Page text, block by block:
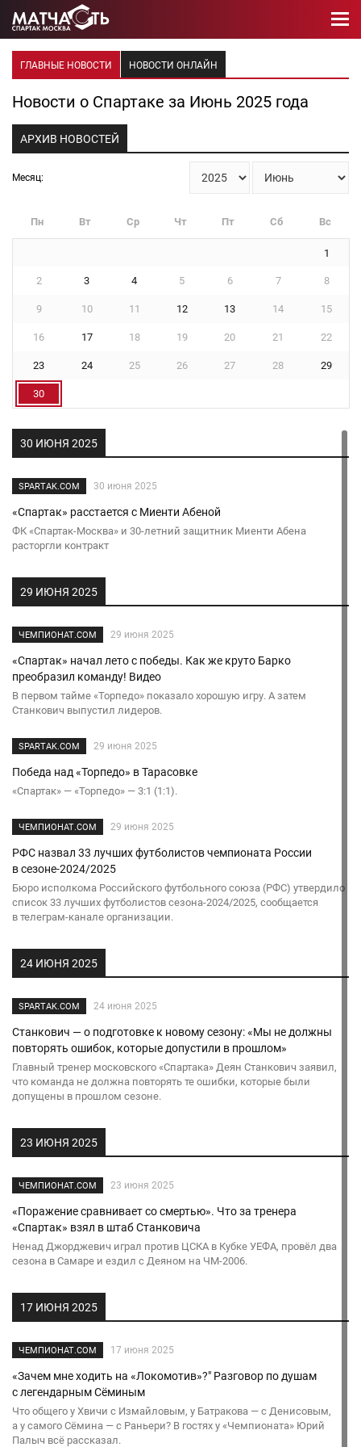
ГЛАВНЫЕ НОВОСТИ НОВОСТИ ОНЛАЙН
Новости о Спартаке за Июнь 2025 года
АРХИВ НОВОСТЕЙ
Месяц:
Пн Вт Ср Чт Пт Сб Вс
1
2 3 4 5 6 7 8
9 10 11 12 13 14 15
16 17 18 19 20 21 22
23 24 25 26 27 28 29
30
30 ИЮНЯ 2025
SPARTAK.COM 30 июня 2025
«Спартак» расстается с Миенти Абеной
ФК «Спартак-Москва» и 30-летний защитник Миенти Абена
расторгли контракт
29 ИЮНЯ 2025
ЧЕМПИОНАТ.COM 29 июня 2025
«Спартак» начал лето с победы. Как же круто Барко
преобразил команду! Видео
В первом тайме «Торпедо» показало хорошую игру. А затем
Станкович выпустил лидеров.
SPARTAK.COM 29 июня 2025
Победа над «Торпедо» в Тарасовке
«Спартак» — «Торпедо» — 3:1 (1:1).
ЧЕМПИОНАТ.COM 29 июня 2025
РФС назвал 33 лучших футболистов чемпионата России
в сезоне-2024/2025
Бюро исполкома Российского футбольного союза (РФС) утвердило
список 33 лучших футболистов сезона-2024/2025, сообщается
в телеграм-канале организации.
24 ИЮНЯ 2025
SPARTAK.COM 24 июня 2025
Станкович — о подготовке к новому сезону: «Мы не должны
повторять ошибок, которые допустили в прошлом»
Главный тренер московского «Спартака» Деян Станкович заявил,
что команда не должна повторять те ошибки, которые были
допущены в прошлом сезоне.
23 ИЮНЯ 2025
ЧЕМПИОНАТ.COM 23 июня 2025
«Поражение сравнивает со смертью». Что за тренера
«Спартак» взял в штаб Станковича
Ненад Джорджевич играл против ЦСКА в Кубке УЕФА, провёл два
сезона в Самаре и ездил с Деяном на ЧМ-2006.
17 ИЮНЯ 2025
ЧЕМПИОНАТ.COM 17 июня 2025
«Зачем мне ходить на «Локомотив»?" Разговор по душам
с легендарным Сёминым
Что общего у Хвичи с Измайловым, у Батракова — с Денисовым,
а у самого Сёмина — с Раньери? В гостях у «Чемпионата» Юрий
Палыч всё рассказал.